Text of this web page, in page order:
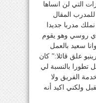
التي لن انساها
للمدرب المقال
مدربا جديدا
روسي وهو يقوم
سعيد بالعمل
علق قائلا:” كان
تطورا بالنسبة لي
الفريق ولا
ولكني اكيد أنه